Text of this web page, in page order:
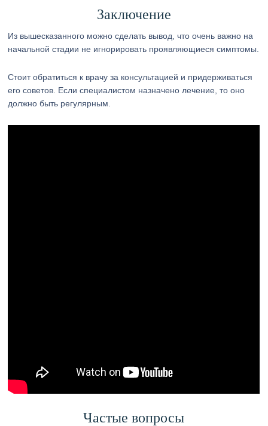
Заключение
Из вышесказанного можно сделать вывод, что очень важно на
начальной стадии не игнорировать проявляющиеся симптомы.
Стоит обратиться к врачу за консультацией и придерживаться
его советов. Если специалистом назначено лечение, то оно
должно быть регулярным.
Частые вопросы